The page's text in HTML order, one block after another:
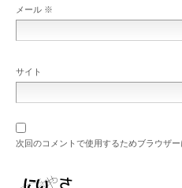
メール ※
サイト
次回のコメントで使用するためブラウザ